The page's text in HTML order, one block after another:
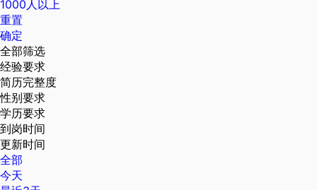
1000人以上
重置
确定
全部筛选
经验要求
简历完整度
性别要求
学历要求
到岗时间
更新时间
全部
今天